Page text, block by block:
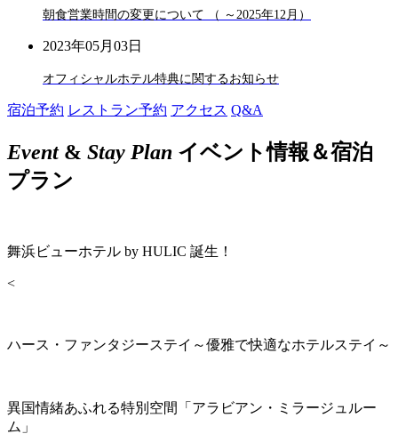
朝食営業時間の変更について （ ～2025年12月）
2023年05月03日
オフィシャルホテル特典に関するお知らせ
宿泊予約 レストラン予約 アクセス Q&A
Event& Stay Plan イベント情報＆宿泊
プラン
舞浜ビューホテル by HULIC 誕生！
<
ハース・ファンタジーステイ～優雅で快適なホテルステイ～
異国情緒あふれる特別空間「アラビアン・ミラージュルー
ム」